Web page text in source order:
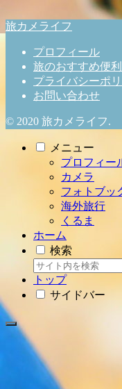
旅カメライフ
プロフィール
旅のおすすめ便
プライバシーポ
お問い合わせ
© 2020 旅カメライフ.
メニュー
プロフィー
カメラ
フォトブッ
海外旅行
くるま
ホーム
検索
トップ
サイドバー